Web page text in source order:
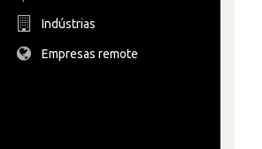
Indústrias
Empresas remote